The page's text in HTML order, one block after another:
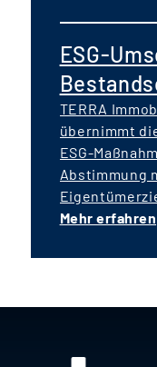
ESG-
TERRA
übernimmt
ESG-
Abstimmung
Mehr erfahren